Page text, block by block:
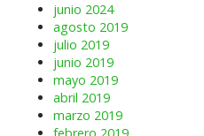
junio 2024
agosto 2019
julio 2019
junio 2019
mayo 2019
abril 2019
marzo 2019